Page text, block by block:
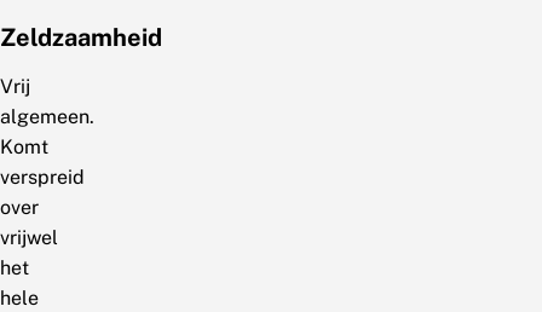
Zeldzaamheid
Vrij
algemeen.
Komt
verspreid
over
vrijwel
het
hele